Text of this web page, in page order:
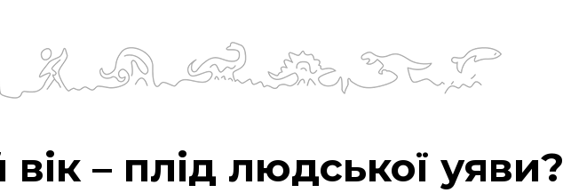
– плід людської уяви?